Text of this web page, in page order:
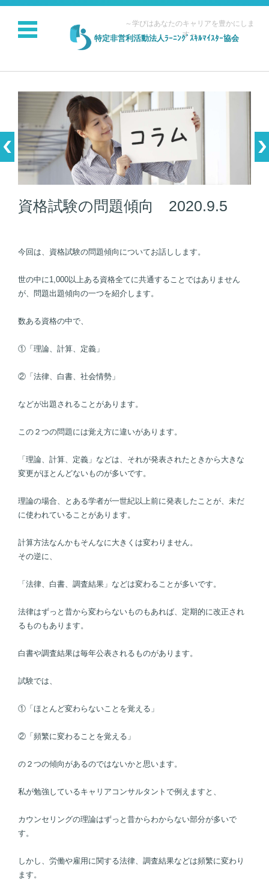
特定非営利活動法人ﾗｰﾆﾝｸﾞｽｷﾙﾏｲｽﾀｰ協会
～学びはあなたのキャリアを豊かにしま
す～
コンテンツに移動
資格試験の問題傾向 2020.9.5
今回は、資格試験の問題傾向についてお話しします。
世の中に1,000以上ある資格全てに共通することではありません
が、問題出題傾向の一つを紹介します。
数ある資格の中で、
①「理論、計算、定義」
②「法律、白書、社会情勢」
などが出題されることがあります。
この２つの問題には覚え方に違いがあります。
「理論、計算、定義」などは、それが発表されたときから大きな
変更がほとんどないものが多いです。
理論の場合、とある学者が一世紀以上前に発表したことが、未だ
に使われていることがあります。
計算方法なんかもそんなに大きくは変わりません。
その逆に、
「法律、白書、調査結果」などは変わることが多いです。
法律はずっと昔から変わらないものもあれば、定期的に改正され
るものもあります。
白書や調査結果は毎年公表されるものがあります。
試験では、
①「ほとんど変わらないことを覚える」
②「頻繁に変わることを覚える」
の２つの傾向があるのではないかと思います。
私が勉強しているキャリアコンサルタントで例えますと、
カウンセリングの理論はずっと昔からわからない部分が多いで
す。
しかし、労働や雇用に関する法律、調査結果などは頻繁に変わり
ます。